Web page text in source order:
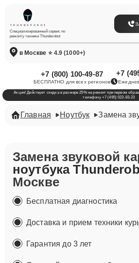
Специализированный сервис по
ремонту техники Thunderobot
в Москве ⭐ 4.9 (1000+)
+7 (800) 100-49-87
БЕСПЛАТНО для всех регионов
+7
Акция! Действует скидка в размере 25% на ремонт при первом
телефону +7 (495) 023-83-23
Главная Ноутбук Замена
Замена звуковой
ноутбука
Москве
Бесплатная диагностика
Доставка и прием техники
Гарантия до 3 лет